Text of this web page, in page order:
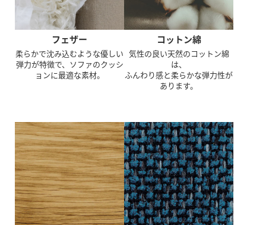
フェザー
柔らかで沈み込むような優しい
弾力が特徴で、ソファのクッシ
ョンに最適な素材。
コットン綿
気性の良い天然のコットン綿
は、
ふんわり感と柔らかな弾力性が
あります。